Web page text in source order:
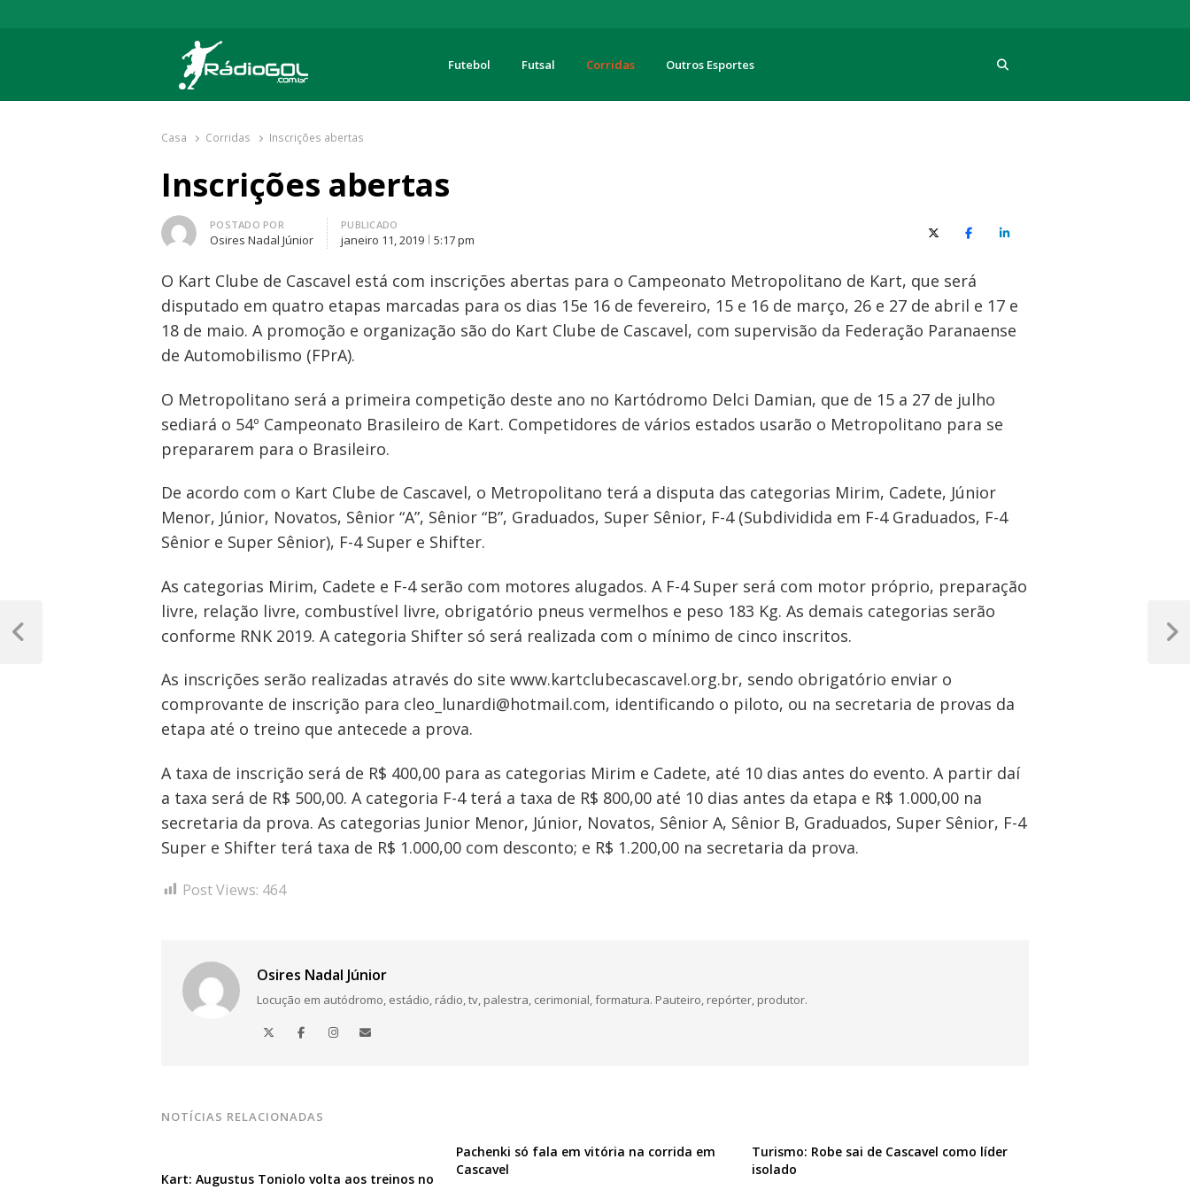
Rádio Gol
Há mais de 20 anos com as melhores coberturas
Futebol Futsal Corridas Outros Esportes
Casa Corridas Inscrições abertas
Inscrições abertas
Autor
POSTADO POR
Osires Nadal Júnior
PUBLICADO
janeiro 11, 2019 5:17 pm X (Twitter)FacebookO LinkedIn
O Kart Clube de Cascavel está com inscrições abertas para o Campeonato Metropolitano de Kart, que será
disputado em quatro etapas marcadas para os dias 15e 16 de fevereiro, 15 e 16 de março, 26 e 27 de abril e 17 e
18 de maio. A promoção e organização são do Kart Clube de Cascavel, com supervisão da Federação Paranaense
de Automobilismo (FPrA).
O Metropolitano será a primeira competição deste ano no Kartódromo Delci Damian, que de 15 a 27 de julho
sediará o 54º Campeonato Brasileiro de Kart. Competidores de vários estados usarão o Metropolitano para se
prepararem para o Brasileiro.
De acordo com o Kart Clube de Cascavel, o Metropolitano terá a disputa das categorias Mirim, Cadete, Júnior
Menor, Júnior, Novatos, Sênior “A”, Sênior “B”, Graduados, Super Sênior, F-4 (Subdividida em F-4 Graduados, F-4
Sênior e Super Sênior), F-4 Super e Shifter.
As categorias Mirim, Cadete e F-4 serão com motores alugados. A F-4 Super será com motor próprio, preparação
livre, relação livre, combustível livre, obrigatório pneus vermelhos e peso 183 Kg. As demais categorias serão
conforme RNK 2019. A categoria Shifter só será realizada com o mínimo de cinco inscritos.
As inscrições serão realizadas através do site www.kartclubecascavel.org.br, sendo obrigatório enviar o
comprovante de inscrição para cleo_lunardi@hotmail.com, identificando o piloto, ou na secretaria de provas da
etapa até o treino que antecede a prova.
A taxa de inscrição será de R$ 400,00 para as categorias Mirim e Cadete, até 10 dias antes do evento. A partir daí
a taxa será de R$ 500,00. A categoria F-4 terá a taxa de R$ 800,00 até 10 dias antes da etapa e R$ 1.000,00 na
secretaria da prova. As categorias Junior Menor, Júnior, Novatos, Sênior A, Sênior B, Graduados, Super Sênior, F-4
Super e Shifter terá taxa de R$ 1.000,00 com desconto; e R$ 1.200,00 na secretaria da prova.
Post Views: 464
Osires Nadal Júnior
Locução em autódromo, estádio, rádio, tv, palestra, cerimonial, formatura. Pauteiro, repórter, produtor.
NOTÍCIAS RELACIONADAS
Kart: Augustus Toniolo volta aos treinos no
Pachenki só fala em vitória na corrida em
Cascavel
Turismo: Robe sai de Cascavel como líder
isolado
Navegação
de
Post